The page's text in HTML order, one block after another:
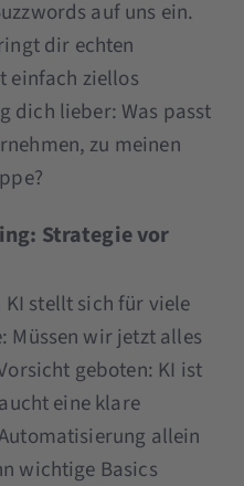
auf uns ein.
dir echten
einfach ziellos
dich lieber: Was passt
zu meinen
Strategie vor
stellt sich für viele
Müssen wir jetzt alles
geboten: KI ist
eine klare
allein
wichtige Basics